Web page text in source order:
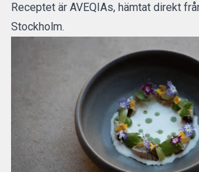
Receptet är AVEQIAs, hämtat direkt
Stockholm.